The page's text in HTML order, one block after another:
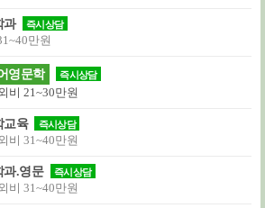
과 즉시상담
만원
영문학 즉시상담
비 21~30만원
교육 즉시상담
비 31~40만원
과.영문 즉시상담
비 31~40만원